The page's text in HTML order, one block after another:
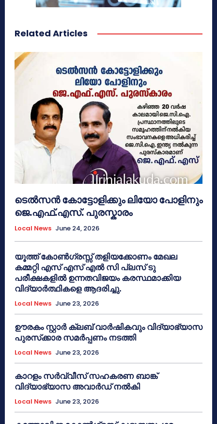
Related Articles
ടെൽസൻ കോട്ടോളിക്കും ലിയോ പോളിനും
ജെ.എഫ്.എസ്. പുരസ്കാരം
Local News June 24, 2026
യൂത്ത് കോൺഗ്രസ്സ് തളിയക്കോണം മേഖല
കമ്മറ്റി എസ് എസ് എൽ സി പ്ലസ് ടു
പരീക്ഷകളിൽ ഉന്നതവിജയം കരസ്ഥമാക്കിയ
വിദ്യാർത്ഥികളെ ആദരിച്ചു.
Local News June 23, 2026
ഊരകം സ്റ്റാർ ക്ലബ് വാർഷികവും വിദ്യാഭ്യാസ
പുരസ്‌ക്കാര സമർപ്പണം നടത്തി
Local News June 23, 2026
കാറളം സർവ്വീസ് സഹകരണ ബാങ്ക്
വിദ്യാഭ്യാസ അവാർഡ് നൽകി
Local News June 23, 2026